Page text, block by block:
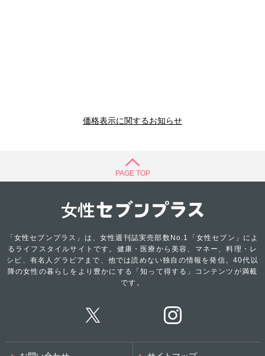
価格表示に関するお知らせ
PAGE TOP
「女性セブンプラス」は、女性週刊誌実売部数No.1「女性セブン」によ
るライフスタイルサイトです。健康・医療から美容、マネー、料理・レ
シピ、有名人グラビアまで、他では読めない独自の情報を発信。40代以
降の女性の暮らしをより豊かにする「知って得する」コンテンツが満載
です。